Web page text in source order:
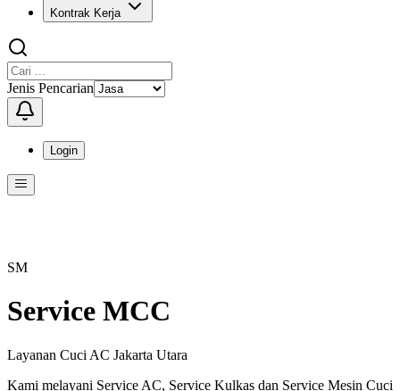
Kontrak Kerja
Jenis Pencarian
Login
Menu ini berisi navigasi untuk mengakses fitur-fitur di KangPro
SM
Service MCC
Layanan Cuci AC Jakarta Utara
Kami melayani Service AC, Service Kulkas dan Service Mesin Cuci